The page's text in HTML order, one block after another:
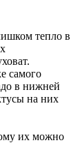
тепло в
самого
в нижней
на них
их можно